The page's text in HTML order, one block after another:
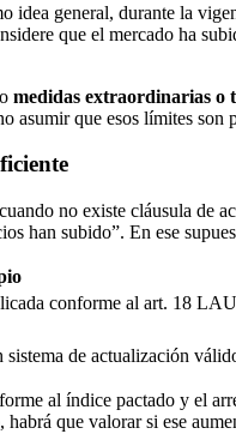
idea general, durante la
que el mercado ha
medidas extraordinarias o
que esos límites son
cuando no existe cláusula de
han subido”. En ese
conforme al art. 18 LAU
de actualización
al índice pactado y el
que valorar si ese